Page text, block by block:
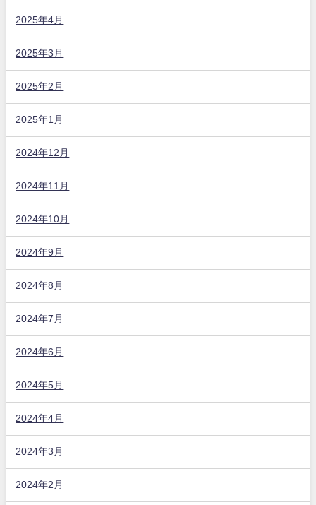
2025年4月
2025年3月
2025年2月
2025年1月
2024年12月
2024年11月
2024年10月
2024年9月
2024年8月
2024年7月
2024年6月
2024年5月
2024年4月
2024年3月
2024年2月